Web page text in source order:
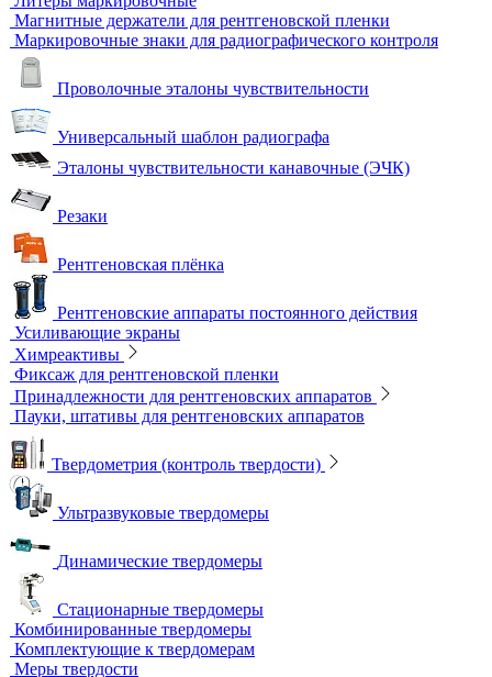
Радиационный контроль
Проявочные машины для рентгеновской пленки
Денситометры
Дозиметры
Импульсные рентгеновские аппараты
Комплексы цифровой радиографии
Кроулеры
Негатоскопы
Оцифровщики рентгеновских снимков
Плоскопанельные детекторы
Принадлежности для рентгенографии
Гибкие кассеты для рентгеновской пленки
Литеры маркировочные
Магнитные держатели для рентгеновской пленки
Маркировочные знаки для радиографического контроля
Проволочные эталоны чувствительности
Универсальный шаблон радиографа
Эталоны чувствительности канавочные (ЭЧК)
Резаки
Рентгеновская плёнка
Рентгеновские аппараты постоянного действия
Усиливающие экраны
Химреактивы
Фиксаж для рентгеновской пленки
Принадлежности для рентгеновских аппаратов
Пауки, штативы для рентгеновских аппаратов